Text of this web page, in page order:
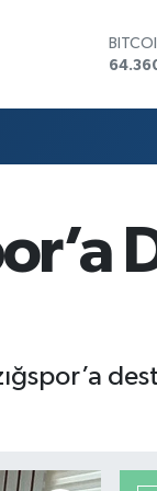
13.887